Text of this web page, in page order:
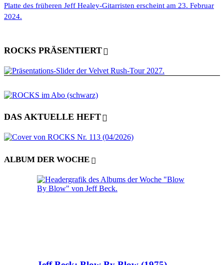
Platte des früheren Jeff Healey-Gitarristen erscheint am 23. Februar
2024.
ROCKS PRÄSENTIERT
DAS AKTUELLE HEFT
ALBUM DER WOCHE